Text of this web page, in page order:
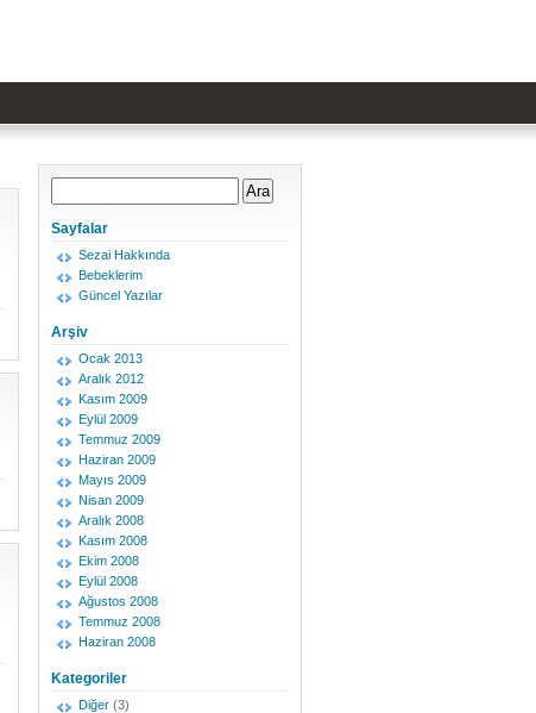
Sayfalar
Sezai Hakkında
Bebeklerim
Güncel Yazılar
Arşiv
Ocak 2013
Aralık 2012
Kasım 2009
Eylül 2009
Temmuz 2009
Haziran 2009
Mayıs 2009
Nisan 2009
Aralık 2008
Kasım 2008
Ekim 2008
Eylül 2008
Ağustos 2008
Temmuz 2008
Haziran 2008
Kategoriler
Diğer (3)